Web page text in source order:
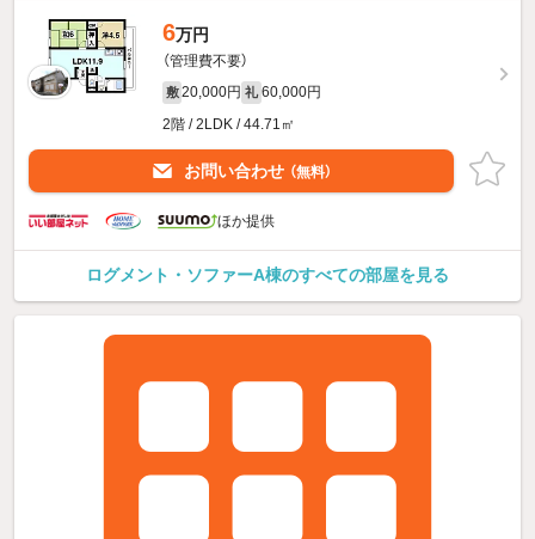
6万円
（管理費不要）
敷 20,000円 礼 60,000円
2階 / 2LDK / 44.71㎡
お問い合わせ （無料）
ほか提供
ログメント・ソファーA棟のすべての部屋を見る